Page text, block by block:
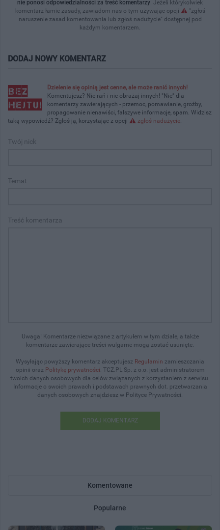
nie ponosi odpowiedzialności za treść komentarzy. Jeżeli którykolwiek
komentarz łamie zasady, zawiadom nas o tym używając opcji
"zgłoś
naruszenie zasad komentowania lub zgłoś nadużycie" dostępnej pod
każdym komentarzem.
DODAJ NOWY KOMENTARZ
Dzielenie się opinią jest cenne, ale może ranić innych!
Komentujesz? Nie rań i nie obrażaj innych! "Nie" dla
komentarzy zawierających - przemoc, pomawianie, groźby,
propagowanie nienawiści, fałszywe informacje, spam. Widzisz
taką wypowiedź? Zgłoś ją, korzystając z opcji
zgłoś nadużycie.
Twój nick
Temat
Treść komentarza
Uwaga! Komentarze niezwiązane z artykułem w tym dziale, a także
komentarze zawierające treści wulgarne mogą zostać usunięte.
Wysyłając powyższy komentarz akceptujesz Regulamin zamieszczania
opinii oraz Politykę prywatności. TCZ.PL Sp. z o.o. jest administratorem
twoich danych osobowych dla celów związanych z korzystaniem z serwisu.
Informacje o swoich prawach i podstawach prawnych dot. przetwarzania
danych osobowych znajdziesz w Polityce Prywatności.
DODAJ KOMENTARZ
Komentowane
Popularne